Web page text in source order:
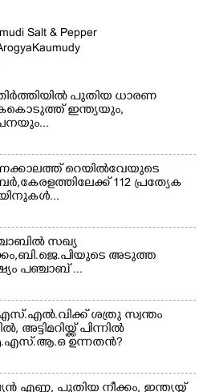
പുതിയ ധാരണ
ഇന്ത്യയും,
റെയിൽവേയുടെ
112 പ്രത്യേക
സഖ്യ
അടുത്ത
പഞ്ചാബ് ...
ശത്രു സ്വന്തം
അട്ടിമറിയ്ക്ക് പിന്നിൽ
ഉന്നതൻ?
×
this link